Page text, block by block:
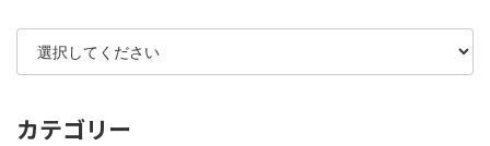
カテゴリー